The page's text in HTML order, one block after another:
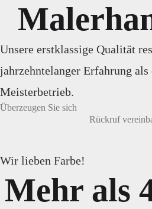
Unsere erstklassige Qualität
jahrzehntelanger Erfahrung
Meisterbetrieb.
Überzeugen Sie sich
Rückruf
Wir lieben Farbe!
Mehr als